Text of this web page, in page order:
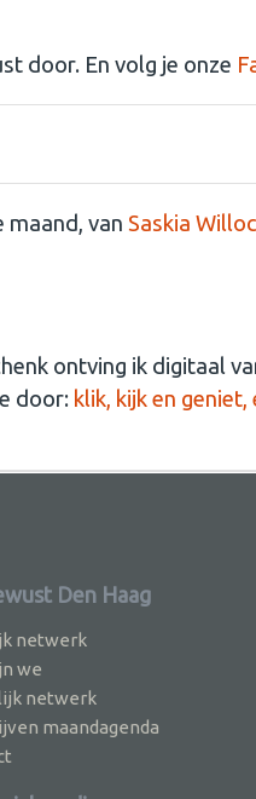
door. En volg je onze
maand, van Saskia
ontving ik digitaal
door: klik, kijk en
Den Haag
netwerk
we
netwerk
maandagenda